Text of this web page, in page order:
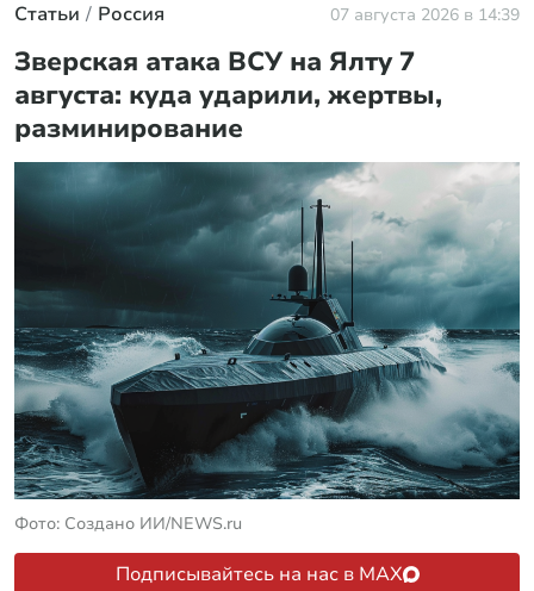
Статьи Россия 07 августа 2026 в 14:39
Зверская атака ВСУ на Ялту 7
августа: куда ударили, жертвы,
разминирование
Фото: Создано ИИ/NEWS.ru
Подписывайтесь на нас в MAX